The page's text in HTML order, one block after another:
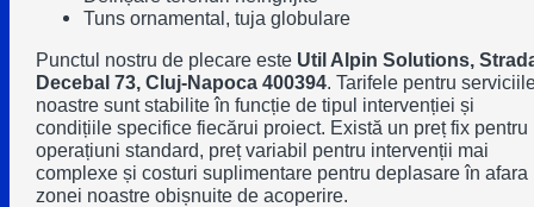
Tuns ornamental, tuja globulare
Punctul nostru de plecare este Util Alpin Solutions,
Decebal 73, Cluj-Napoca 400394. Tarifele pentru
noastre sunt stabilite în funcție de tipul intervenției și
condițiile specifice fiecărui proiect. Există un preț fix pentru
operațiuni standard, preț variabil pentru intervenții mai
complexe și costuri suplimentare pentru deplasare în afara
zonei noastre obișnuite de acoperire.